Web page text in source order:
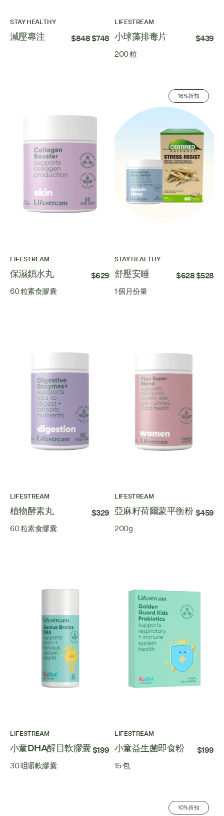
STAY HEALTHY
減壓專注 $848$748
LIFESTREAM
小球藻排毒片 $439
200 粒
LIFESTREAM
保濕鎖水丸 $629
60 粒素食膠囊
16% 折扣
STAY HEALTHY
舒壓安睡 $628$528
1 個月份量
LIFESTREAM
植物酵素丸 $329
60 粒素食膠囊
LIFESTREAM
亞麻籽荷爾蒙平衡粉 $459
200g
LIFESTREAM
小童DHA醒目軟膠囊$199
30 咀嚼軟膠囊
LIFESTREAM
小童益生菌即食粉 $199
15 包
10% 折扣